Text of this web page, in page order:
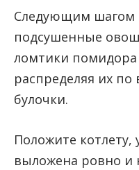
Следующим шагом
подсушенные
ломтики
распределяя их по
булочки.
Положите
выложена ровно и